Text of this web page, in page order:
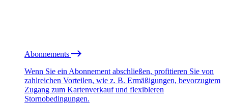
Abonnements
Wenn Sie ein Abonnement abschließen, profitieren Sie von
zahlreichen Vorteilen, wie z. B. Ermäßigungen, bevorzugtem
Zugang zum Kartenverkauf und flexibleren
Stornobedingungen.